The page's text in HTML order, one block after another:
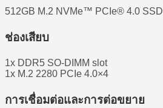
512GB M.2 NVMe™ PCIe® 4.0 SSD
ช่องเสียบ
1x DDR5 SO-DIMM slot
1x M.2 2280 PCIe 4.0×4
การเชื่อมต่อและการต่อขยาย